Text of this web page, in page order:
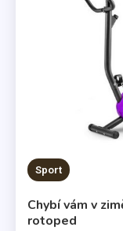
Sport
Chybí vám v
rotoped